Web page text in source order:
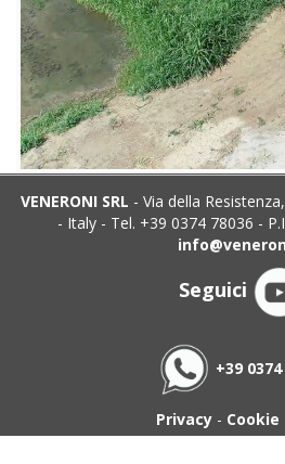
VENERONI SRL - Via della
- Italy - Tel. +39 0374 78036 -
Seguici
+39
Privacy - Cookie